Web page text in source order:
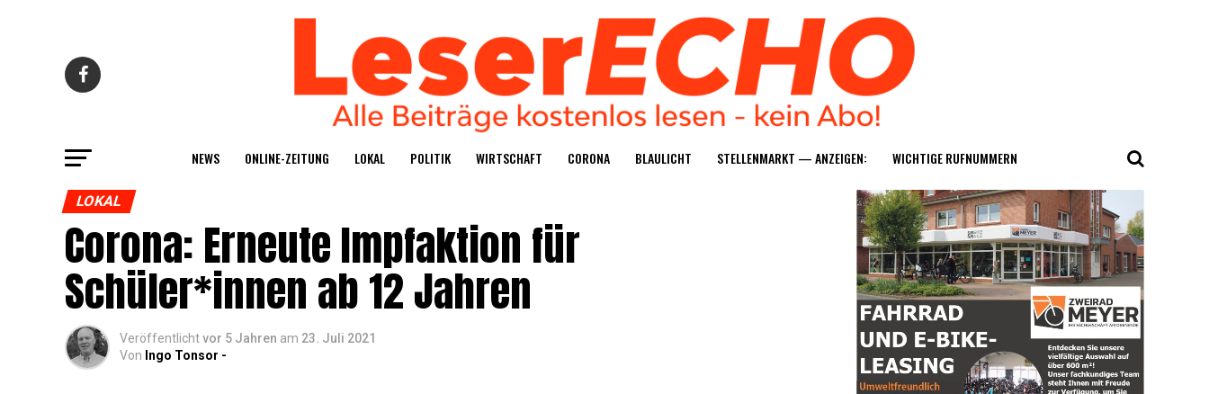
NEWS ONLINE-ZEI­TUNG LOKAL POLI­TIK WIRT­SCHAFT CORO­NA BLAU­LICHT STEL­LEN­MARKT — ANZEIGEN: WICH­TI­GE RUFNUMMERN
LOKAL
Coro­na: Erneu­te Impf­ak­ti­on für
Schüler*innen ab 12 Jahren
Veröffentlichtvor 5 Jahren am 23. Juli 2021
Von Ingo Tonsor -